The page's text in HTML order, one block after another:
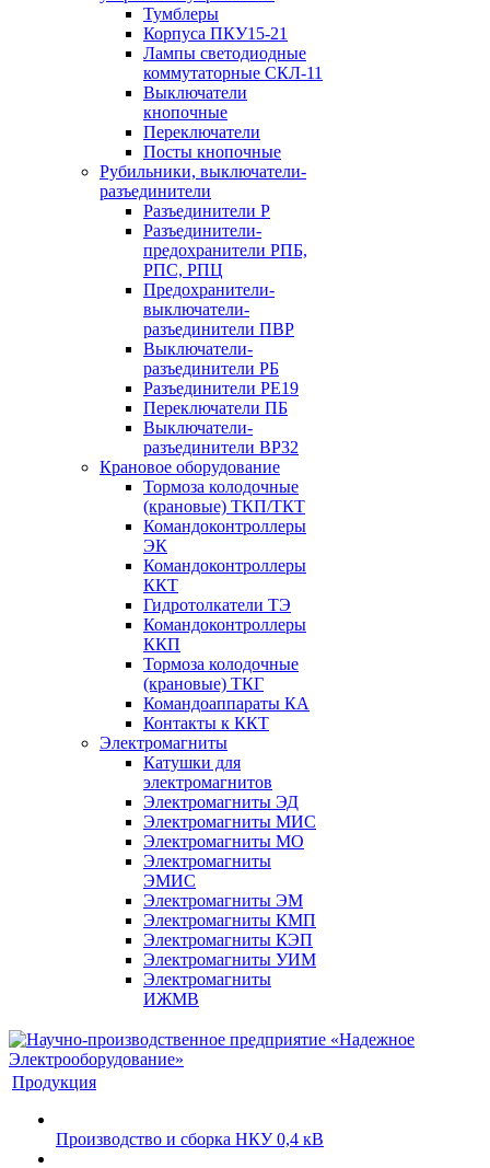
Тумблеры
Корпуса ПКУ15-21
Лампы светодиодные
коммутаторные СКЛ-11
Выключатели
кнопочные
Переключатели
Посты кнопочные
Рубильники, выключатели-
разъединители
Разъединители Р
Разъединители-
предохранители РПБ,
РПС, РПЦ
Предохранители-
выключатели-
разъединители ПВР
Выключатели-
разъединители РБ
Разъединители РЕ19
Переключатели ПБ
Выключатели-
разъединители ВР32
Крановое оборудование
Тормоза колодочные
(крановые) ТКП/ТКТ
Командоконтроллеры
ЭК
Командоконтроллеры
ККТ
Гидротолкатели ТЭ
Командоконтроллеры
ККП
Тормоза колодочные
(крановые) ТКГ
Командоаппараты КА
Контакты к ККТ
Электромагниты
Катушки для
электромагнитов
Электромагниты ЭД
Электромагниты МИС
Электромагниты МО
Электромагниты
ЭМИС
Электромагниты ЭМ
Электромагниты КМП
Электромагниты КЭП
Электромагниты УИМ
Электромагниты
ИЖМВ
Продукция
Производство и сборка НКУ 0,4 кВ